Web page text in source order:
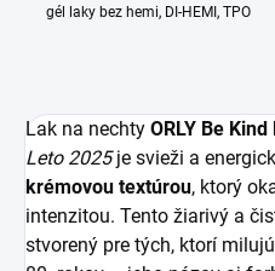
gél laky bez hemi, DI-HEMI, TPO
Lak na nechty ORLY Be Kind
Leto 2025 je svieži a
krémovou textúrou, ktorý
intenzitou. Tento žiarivý a
stvorený pre tých, ktorí